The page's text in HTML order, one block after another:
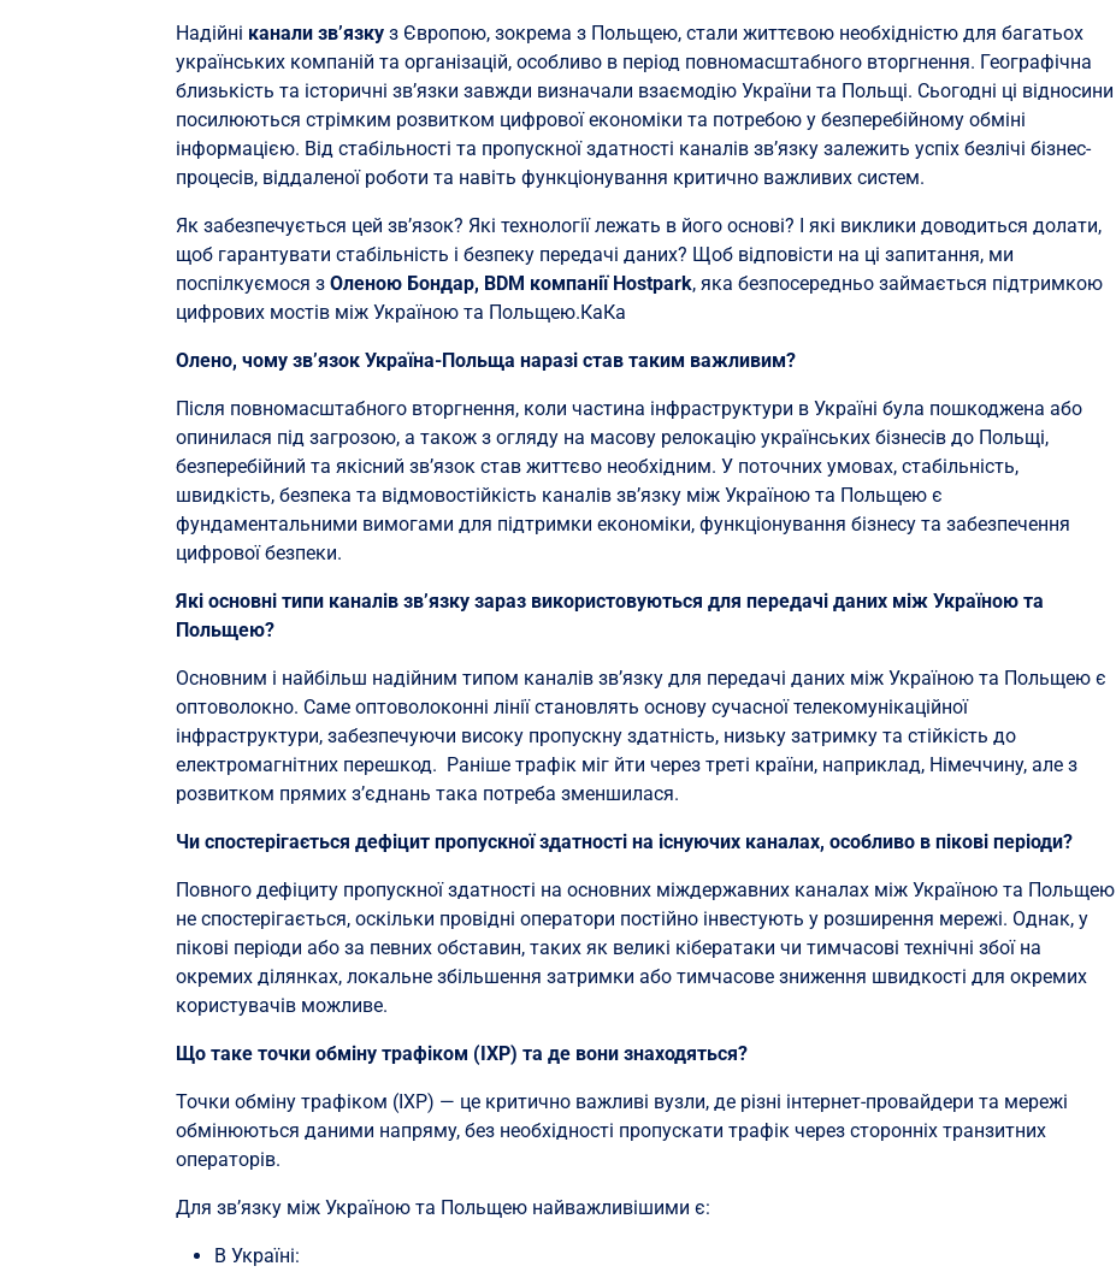
Надійні канали зв’язку з Європою, зокрема з Польщею, стали життєвою необхідністю для багатьох
українських компаній та організацій, особливо в період повномасштабного вторгнення. Географічна
близькість та історичні зв’язки завжди визначали взаємодію України та Польщі. Сьогодні ці відносини
посилюються стрімким розвитком цифрової економіки та потребою у безперебійному обміні
інформацією. Від стабільності та пропускної здатності каналів зв’язку залежить успіх безлічі бізнес-
процесів, віддаленої роботи та навіть функціонування критично важливих систем.
Як забезпечується цей зв’язок? Які технології лежать в його основі? І які виклики доводиться долати,
щоб гарантувати стабільність і безпеку передачі даних? Щоб відповісти на ці запитання, ми
поспілкуємося зОленою Бондар, BDM компанії Hostpark, яка безпосередньо займається підтримкою
цифрових мостів між Україною та Польщею.КаКа
Олено, чому зв’язок Україна-Польща наразі став таким важливим?
Після повномасштабного вторгнення, коли частина інфраструктури в Україні була пошкоджена або
опинилася під загрозою, а також з огляду на масову релокацію українських бізнесів до Польщі,
безперебійний та якісний зв’язок став життєво необхідним. У поточних умовах, стабільність,
швидкість, безпека та відмовостійкість каналів зв’язку між Україною та Польщею є
фундаментальними вимогами для підтримки економіки, функціонування бізнесу та забезпечення
цифрової безпеки.
Які основні типи каналів зв’язку зараз використовуються для передачі даних між Україною та
Польщею?
Основним і найбільш надійним типом каналів зв’язку для передачі даних між Україною та Польщею є
оптоволокно. Саме оптоволоконні лінії становлять основу сучасної телекомунікаційної
інфраструктури, забезпечуючи високу пропускну здатність, низьку затримку та стійкість до
електромагнітних перешкод. Раніше трафік міг йти через треті країни, наприклад, Німеччину, але з
розвитком прямих з’єднань така потреба зменшилася.
Чи спостерігається дефіцит пропускної здатності на існуючих каналах, особливо в пікові періоди?
Повного дефіциту пропускної здатності на основних міждержавних каналах між Україною та Польщею
не спостерігається, оскільки провідні оператори постійно інвестують у розширення мережі. Однак, у
пікові періоди або за певних обставин, таких як великі кібератаки чи тимчасові технічні збої на
окремих ділянках, локальне збільшення затримки або тимчасове зниження швидкості для окремих
користувачів можливе.
Що таке точки обміну трафіком (IXP) та де вони знаходяться?
Точки обміну трафіком (IXP) — це критично важливі вузли, де різні інтернет-провайдери та мережі
обмінюються даними напряму, без необхідності пропускати трафік через сторонніх транзитних
операторів.
Для зв’язку між Україною та Польщею найважливішими є:
В Україні: